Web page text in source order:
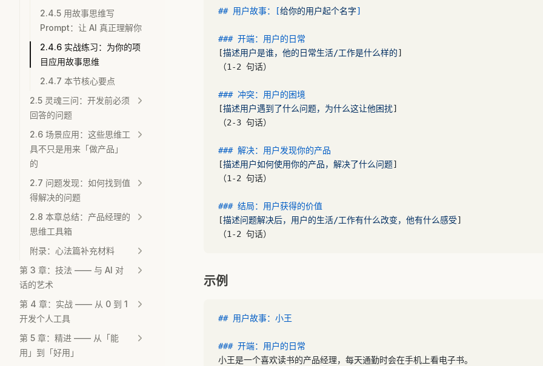
2.4.5 用故事思维写
Prompt：让 AI 真正理解你
2.4.6 实战练习：为你的项
目应用故事思维
2.4.7 本节核心要点
2.5 灵魂三问：开发前必须
回答的问题
2.6 场景应用：这些思维工
具不只是用来「做产品」
的
2.7 问题发现：如何找到值
得解决的问题
2.8 本章总结：产品经理的
思维工具箱
附录：心法篇补充材料
第 3 章：技法 —— 与 AI 对
话的艺术
第 4 章：实战 —— 从 0 到 1
开发个人工具
第 5 章：精进 —— 从「能
用」到「好用」
## 用户故事：[给你的用户起个名字]
### 开端：用户的日常
[描述用户是谁，他的日常生活/工作是什么样的]
（1-2 句话）
### 冲突：用户的困境
[描述用户遇到了什么问题，为什么这让他困扰]
（2-3 句话）
### 解决：用户发现你的产品
[描述用户如何使用你的产品，解决了什么问题]
（1-2 句话）
### 结局：用户获得的价值
[描述问题解决后，用户的生活/工作有什么改变，他有什么感受]
（1-2 句话）
示例
## 用户故事：小王
### 开端：用户的日常
小王是一个喜欢读书的产品经理，每天通勤时会在手机上看电子书。